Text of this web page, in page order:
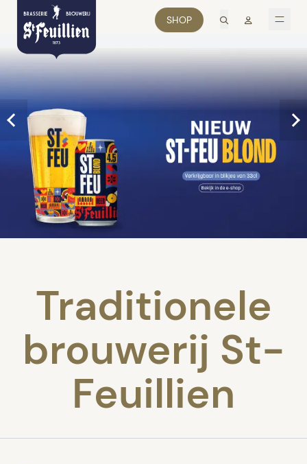
SHOP zoekMon
Traditionele
brouwerij St-
Feuillien